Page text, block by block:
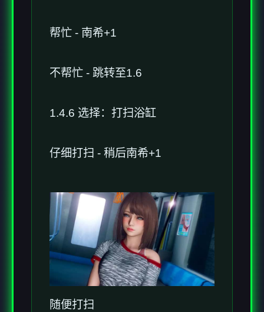
帮忙 - 南希+1
不帮忙 - 跳转至1.6
1.4.6 选择：打扫浴缸
仔细打扫 - 稍后南希+1
随便打扫